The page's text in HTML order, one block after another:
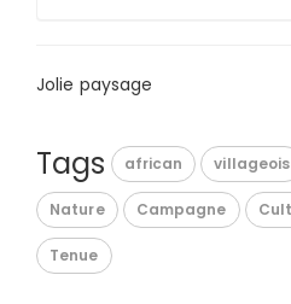
Jolie paysage
Tags african villageois
Nature Campagne
Tenue